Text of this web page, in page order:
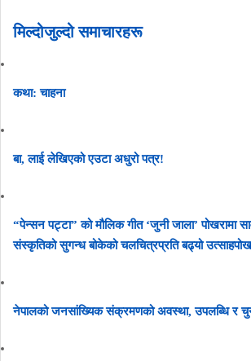
मिल्दोजुल्दो समाचारहरू
कथा: चाहना
बा, लाई लेखिएको एउटा अधुरो पत्र!
“पेन्सन पट्टा” को मौलिक गीत ‘जुनी जाला’ पोखरामा
संस्कृतिको सुगन्ध बोकेको चलचित्रप्रति बढ्यो
नेपालको जनसांख्यिक संक्रमणको अवस्था, उपलब्धि र